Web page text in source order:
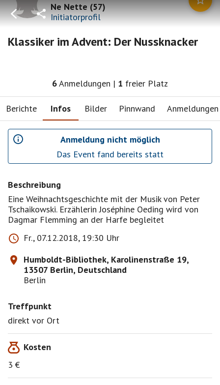
Ne Nette(57)
Initiatorprofil
Klassiker im Advent: Der Nussknacker
6Anmeldungen | 1 freier Platz
Berichte Infos Bilder Pinnwand Anmeldungen
Anmeldung nicht möglich
Das Event fand bereits statt
Beschreibung
Eine Weihnachtsgeschichte mit der Musik von Peter
Tschaikowski. Erzählerin Joséphine Oeding wird von
Dagmar Flemming an der Harfe begleitet
Fr., 07.12.2018, 19:30 Uhr
Humboldt-Bibliothek, Karolinenstraße 19,
13507 Berlin, Deutschland
Berlin
Treffpunkt
direkt vor Ort
Kosten
3 €